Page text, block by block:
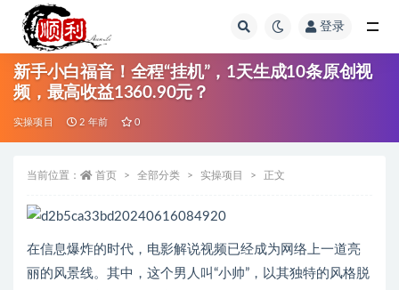
登录
新手小白福音！全程“挂机”，1天生成10条原创视
频，最高收益1360.90元？
实操项目 2 年前 0
当前位置： 首页 全部分类 实操项目 正文
在信息爆炸的时代，电影解说视频已经成为网络上一道亮
丽的风景线。其中，这个男人叫“小帅”，以其独特的风格脱
全部